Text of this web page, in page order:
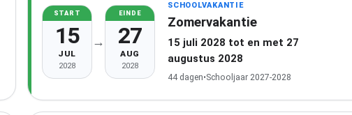
START
15
JUL
2028
→
EINDE
27
AUG
2028
SCHOOLVAKANTIE
Zomervakantie
15 juli 2028 tot en met 27
augustus 2028
44 dagen•Schooljaar 2027-2028